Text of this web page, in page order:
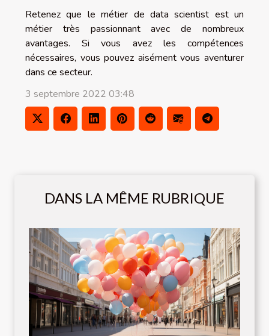
Retenez que le métier de data scientist est un
métier très passionnant avec de nombreux
avantages. Si vous avez les compétences
nécessaires, vous pouvez aisément vous aventurer
dans ce secteur.
3 septembre 2022 03:48
DANS LA MÊME RUBRIQUE